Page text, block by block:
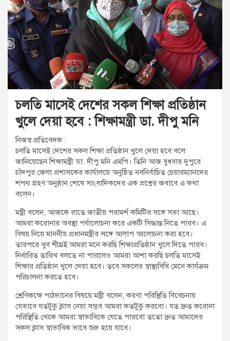
t
:
চলতি মাসেই দেশের সকল শিক্ষা প্রতিষ্ঠান
খুলে দেয়া হবে : শিক্ষামন্ত্রী ডা. দীপু মনি
নিজস্ব প্রতিবেদক :
চলতি মাসেই দেশের সকল শিক্ষা প্রতিষ্ঠান খুলে দেয়া হবে বলে
জানিয়েছেন শিক্ষামন্ত্রী ডা. দীপু মনি এমপি। তিনি আজ বুধবার দুপুরে
চাঁদপুর জেলা প্রশাসকের কার্যালয়ে অনুষ্ঠিত নবনির্বাচিত চেয়ারম্যানদের
শপথ গ্রহণ অনুষ্ঠান শেষে সাংবাদিকদের এক প্রশ্নের জবাবে এ কথা
বলেন।
মন্ত্রী বলেন, আজকে রাতে জাতীয় পরামর্শ কমিটির সঙ্গে সভা আছে।
আমরা করোনার অবস্থা পর্যালোচনা করে একটি সিদ্ধান্ত নিতে পারব। এ
বিষয় নিয়ে মাননীয় প্রধানমন্ত্রীর সঙ্গে আলাপ আলোচনা করা হবে।
তারপরে খুব শীঘ্রই আমরা মনে করছি শিক্ষাপ্রতিষ্ঠান খুলে দিতে পারব।
নির্ধারিত তারিখ বলতে না পারলেও আমরা আশা করছি চলতি মাসেই
শিক্ষার প্রতিষ্ঠান খুলে দেয়া হবে। তবে সকলের স্বাস্থ্যবিধি মেনে কার্যক্রম
পরিচালনা করতে হবে।
শ্রেণিকক্ষে পাঠদানের বিষয়ে মন্ত্রী বলেন, করণা পরিস্থিতি বিবেচনায়
যেভাবে যতটুকু ক্লাস নেয়া সম্ভব আমরা কতটুকু করবো। যত দ্রুত করোনা
পরিস্থিতি থেকে আমরা স্বাভাবিকে যেতে পারবো ততো দ্রুত আমাদের
সকল ক্লাস স্বাভাবিক ভাবে শুরু হয়ে যাবে।